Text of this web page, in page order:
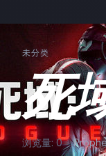
未分类
死
浏览量: 0